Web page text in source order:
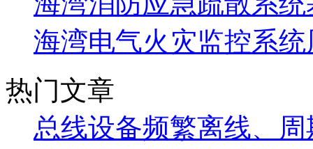
海湾电气火灾监控系
热门文章
总线设备频繁离线、